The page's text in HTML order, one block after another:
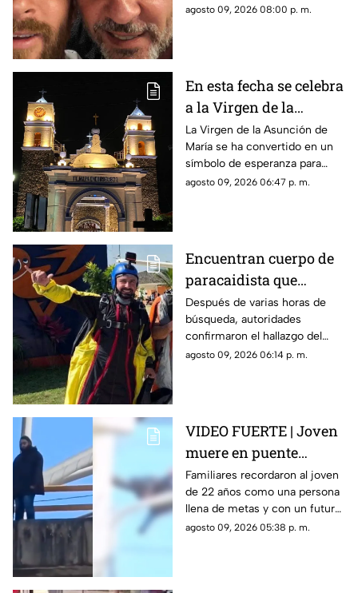
captaron su llegada.
agosto 09, 2026 08:00 p. m.
En esta fecha se celebra
a la Virgen de la
Asunción de María en
Morelos
La Virgen de la Asunción de
María se ha convertido en un
símbolo de esperanza para
miles de creyentes.
agosto 09, 2026 06:47 p. m.
Encuentran cuerpo de
paracaidista que
desapareció durante
actividad en Puente de
Ixtla
Después de varias horas de
búsqueda, autoridades
confirmaron el hallazgo del
deportista en la zona sur de
agosto 09, 2026 06:14 p. m.
VIDEO FUERTE | Joven
muere en puente
vehicular; pidió a su
mamá que cuidara de
su gatito
Familiares recordaron al joven
de 22 años como una persona
llena de metas y con un futuro
prometedor.
agosto 09, 2026 05:38 p. m.